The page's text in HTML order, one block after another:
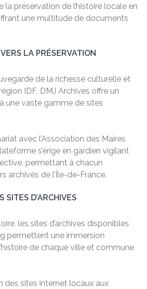
la préservation de l’histoire locale en
une multitude de documents
LA PRÉSERVATION
de la richesse culturelle et
IDF, DMJ Archives offre un
une vaste gamme de sites
avec l’Association des Maires
s’érige en gardien vigilant
permettant à chacun
archivés de l’Île-de-France.
SITES D’ARCHIVES
les sites d’archives disponibles
permettent une immersion
de chaque ville et commune
des sites internet locaux aux